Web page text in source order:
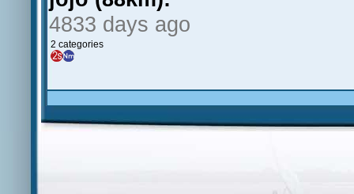
4833 days ago
2 categories